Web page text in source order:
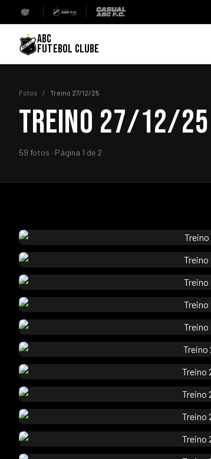
ABC
FUTEBOL CLUBE
Fotos / Treino 27/12/25
TREINO 27/12/25
59 fotos · Página 1 de 2